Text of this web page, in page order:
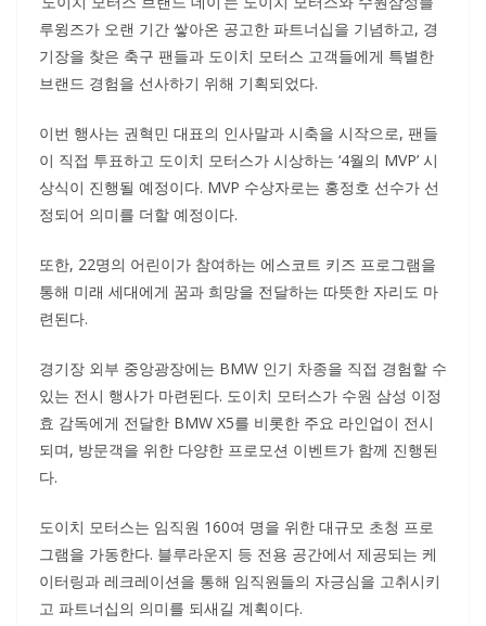
루윙즈가 오랜 기간 쌓아온 공고한 파트너십을 기념하고, 경
기장을 찾은 축구 팬들과 도이치 모터스 고객들에게 특별한
브랜드 경험을 선사하기 위해 기획되었다.
이번 행사는 권혁민 대표의 인사말과 시축을 시작으로, 팬들
이 직접 투표하고 도이치 모터스가 시상하는 ‘4월의 MVP’ 시
상식이 진행될 예정이다. MVP 수상자로는 홍정호 선수가 선
정되어 의미를 더할 예정이다.
또한, 22명의 어린이가 참여하는 에스코트 키즈 프로그램을
통해 미래 세대에게 꿈과 희망을 전달하는 따뜻한 자리도 마
련된다.
경기장 외부 중앙광장에는 BMW 인기 차종을 직접 경험할 수
있는 전시 행사가 마련된다. 도이치 모터스가 수원 삼성 이정
효 감독에게 전달한 BMW X5를 비롯한 주요 라인업이 전시
되며, 방문객을 위한 다양한 프로모션 이벤트가 함께 진행된
다.
도이치 모터스는 임직원 160여 명을 위한 대규모 초청 프로
그램을 가동한다. 블루라운지 등 전용 공간에서 제공되는 케
이터링과 레크레이션을 통해 임직원들의 자긍심을 고취시키
고 파트너십의 의미를 되새길 계획이다.